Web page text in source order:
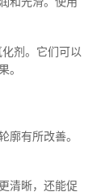
剂。它们可以
。
廓有所改善。
清晰，还能促